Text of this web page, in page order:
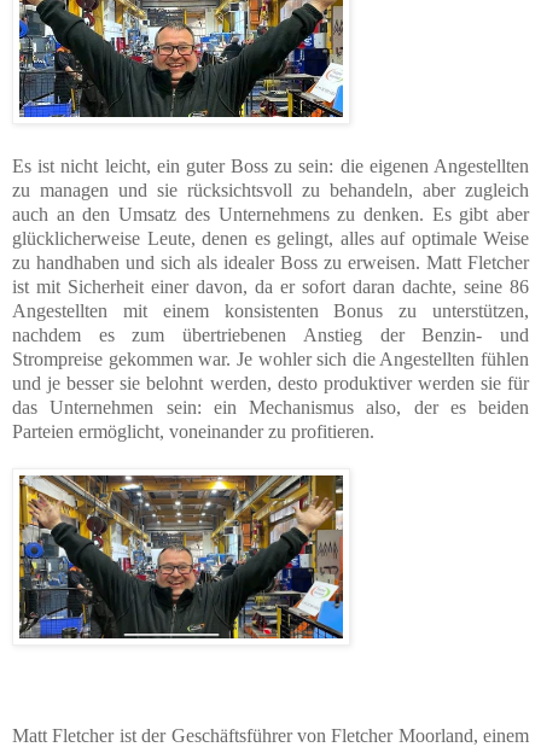
Es ist nicht leicht, ein guter Boss zu sein: die eigenen Angestellten
zu managen und sie rücksichtsvoll zu behandeln, aber zugleich
auch an den Umsatz des Unternehmens zu denken. Es gibt aber
glücklicherweise Leute, denen es gelingt, alles auf optimale Weise
zu handhaben und sich als idealer Boss zu erweisen. Matt Fletcher
ist mit Sicherheit einer davon, da er sofort daran dachte, seine 86
Angestellten mit einem konsistenten Bonus zu unterstützen,
nachdem es zum übertriebenen Anstieg der Benzin- und
Strompreise gekommen war. Je wohler sich die Angestellten fühlen
und je besser sie belohnt werden, desto produktiver werden sie für
das Unternehmen sein: ein Mechanismus also, der es beiden
Parteien ermöglicht, voneinander zu profitieren.
Matt Fletcher ist der Geschäftsführer von Fletcher Moorland, einem